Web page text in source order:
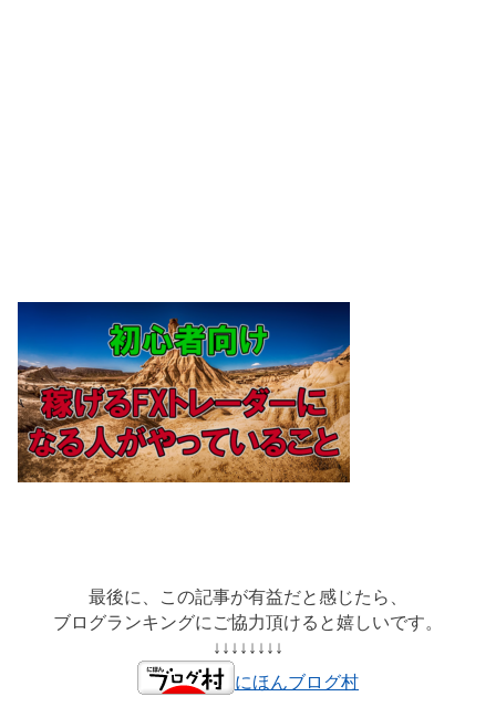
最後に、この記事が有益だと感じたら、
ブログランキングにご協力頂けると嬉しいです。
↓↓↓↓↓↓↓↓
にほんブログ村